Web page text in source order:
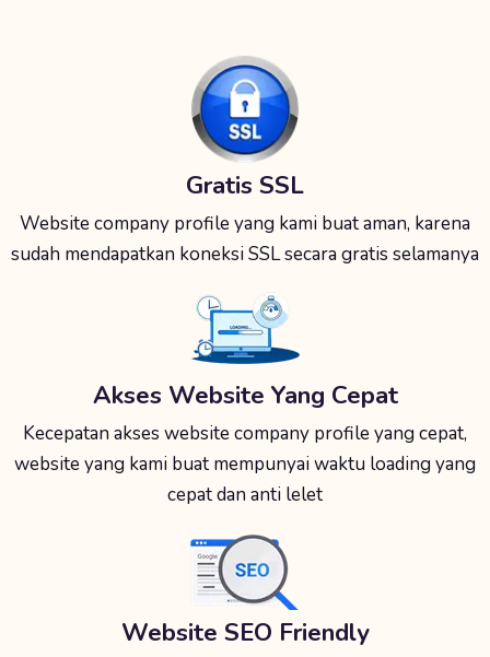
Gratis SSL
Website company profile yang kami buat aman, karena
sudah mendapatkan koneksi SSL secara gratis selamanya
Akses Website Yang Cepat
Kecepatan akses website company profile yang cepat,
website yang kami buat mempunyai waktu loading yang
cepat dan anti lelet
Website SEO Friendly